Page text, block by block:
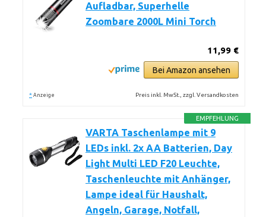
Aufladbar, Superhelle
Zoombare 2000L Mini Torch
11,99 €
Bei Amazon ansehen
* Anzeige Preis inkl. MwSt., zzgl. Versandkosten
EMPFEHLUNG
VARTA Taschenlampe mit 9
LEDs inkl. 2x AA Batterien, Day
Light Multi LED F20 Leuchte,
Taschenleuchte mit Anhänger,
Lampe ideal für Haushalt,
Angeln, Garage, Notfall,